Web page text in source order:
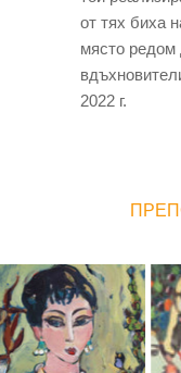
от тях биха
място редом
2022 г.